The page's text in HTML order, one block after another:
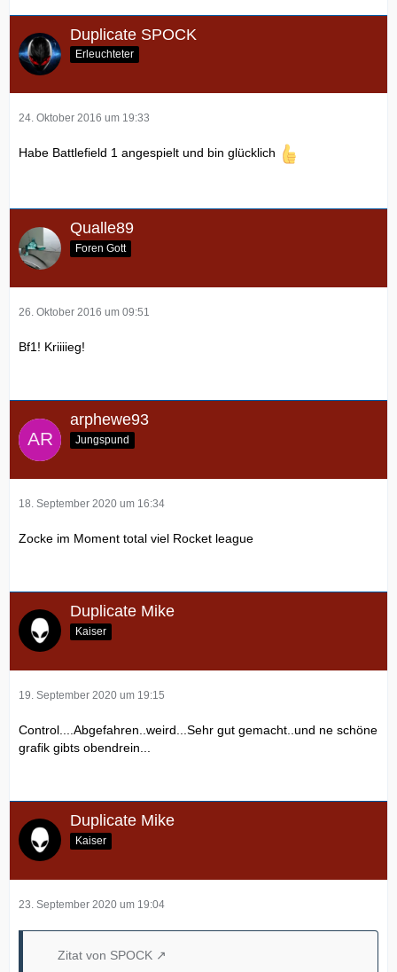
Duplicate SPOCK
Erleuchteter
24. Oktober 2016 um 19:33
Habe Battlefield 1 angespielt und bin glücklich
Qualle89
Foren Gott
26. Oktober 2016 um 09:51
Bf1! Kriiiieg!
arphewe93
Jungspund
18. September 2020 um 16:34
Zocke im Moment total viel Rocket league
Duplicate Mike
Kaiser
19. September 2020 um 19:15
Control....Abgefahren..weird...Sehr gut gemacht..und ne schöne
grafik gibts obendrein...
Duplicate Mike
Kaiser
23. September 2020 um 19:04
Zitat von SPOCK